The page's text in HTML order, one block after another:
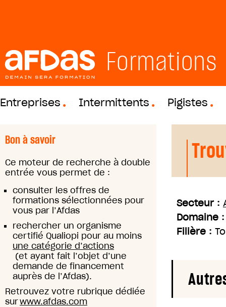
Formations
Entreprises Intermittents Pigistes
Bon à savoir
Ce moteur de recherche à double
entrée vous permet de :
consulter les offres de
formations sélectionnées pour
vous par l’Afdas
rechercher un organisme
certifié Qualiopi pour au moins
une catégorie d’actions
(et ayant fait l’objet d’une
demande de financement
auprès de l’Afdas).
Retrouvez votre rubrique dédiée
surwww.afdas.com
Secteur :
Domaine
Filière :